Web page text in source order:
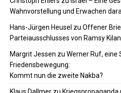
Wahnvorstellung und Erwachen
Hans-Jürgen Heusel zu Offener
Parteiausschlusses von Ramsy
Margrit Jessen zu Werner Ruf, eine
Friedensbewegung:
Kommt nun die zweite Nakba?